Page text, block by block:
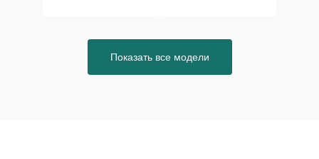
Показать все модели